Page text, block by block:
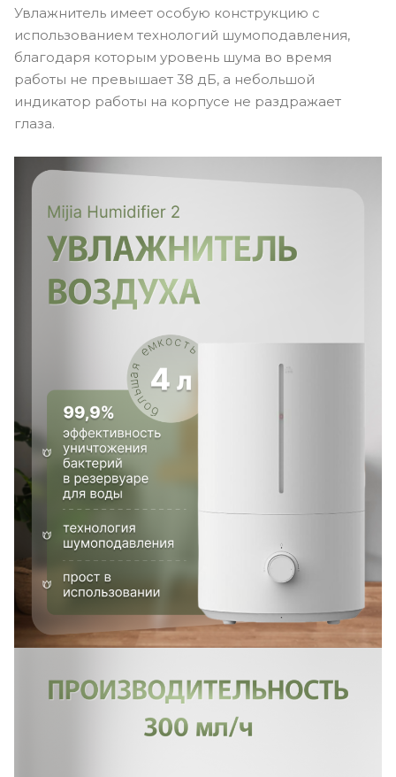
Увлажнитель имеет особую конструкцию с
использованием технологий шумоподавления,
благодаря которым уровень шума во время
работы не превышает 38 дБ, а небольшой
индикатор работы на корпусе не раздражает
глаза.